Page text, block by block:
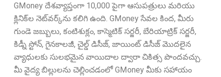
GMoney దేశవ్యాప్తంగా 10,000 పైగా ఆసుపత్రులు మరియు
క్లినిక్‌ల నెట్‌వర్క్‌ను కలిగి ఉంది. GMoney సేవల కింద, మీరు
గుండె జబ్బులు, కంటిశుక్లం, కాస్మెటిక్ సర్జరీ, బేరియాట్రిక్ సర్జరీ,
కిడ్నీ స్టోన్, గైనకాలజీ, చైల్డ్ డిసీజ్, జాయింట్ డిసీజ్ మొదలైన
వ్యాధులకు సులభమైన వాయిదాల ద్వారా చికిత్స పొందవచ్చు.
మీ వైద్య బిల్లులను చెల్లించడంలో GMoney మీకు సహాయం